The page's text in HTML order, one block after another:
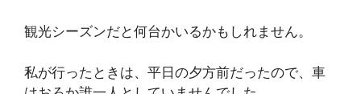
観光シーズンだと何台かいるかもしれません。
私が行ったときは、平日の夕方前だったので、車